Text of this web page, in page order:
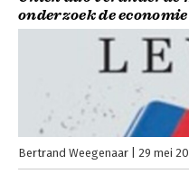
through the personalities of
fundamentally different
unlikely friends or
have changed, for good,
onderzoek de economie
Bertrand Weegenaar 29 mei